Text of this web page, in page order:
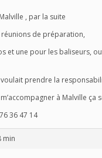
, par la suite
de préparation,
et une pour les baliseurs,
voulait prendre la
à Malville ça
36 47 14
min